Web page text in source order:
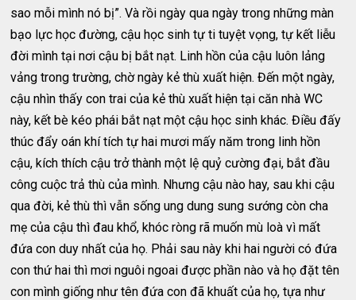
sao mỗi mình nó bị”. Và rồi ngày qua ngày trong những màn
bạo lực học đường, cậu học sinh tự ti tuyệt vọng, tự kết liễu
đời mình tại nơi cậu bị bắt nạt. Linh hồn của cậu luôn lảng
vảng trong trường, chờ ngày kẻ thù xuất hiện. Đến một ngày,
cậu nhìn thấy con trai của kẻ thù xuất hiện tại căn nhà WC
này, kết bè kéo phái bắt nạt một cậu học sinh khác. Điều đấy
thúc đẩy oán khí tích tự hai mươi mấy năm trong linh hồn
cậu, kích thích cậu trở thành một lệ quỷ cường đại, bắt đầu
công cuộc trả thù của mình. Nhưng cậu nào hay, sau khi cậu
qua đời, kẻ thù thì vẫn sống ung dung sung sướng còn cha
mẹ của cậu thì đau khổ, khóc ròng rã muốn mù loà vì mất
đứa con duy nhất của họ. Phải sau này khi hai người có đứa
con thứ hai thì mơi nguôi ngoai được phần nào và họ đặt tên
con mình giống như tên đứa con đã khuất của họ, tựa như